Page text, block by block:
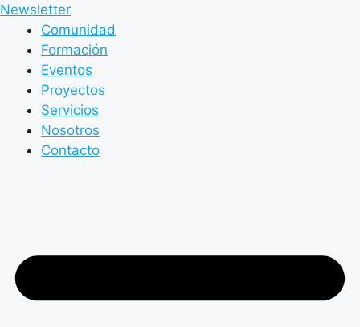
Newsletter
Comunidad
Formación
Eventos
Proyectos
Servicios
Nosotros
Contacto